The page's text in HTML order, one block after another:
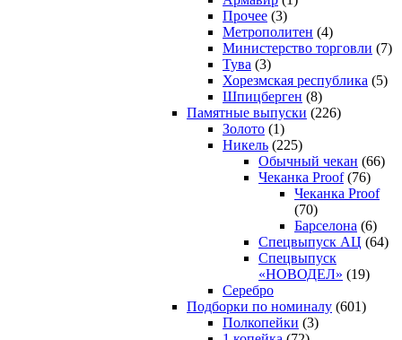
Прочее (3)
Метрополитен (4)
Министерство торговли (7)
Тува (3)
Хорезмская республика (5)
Шпицберген (8)
Памятные выпуски (226)
Золото (1)
Никель (225)
Обычный чекан (66)
Чеканка Proof(76)
Чеканка Proof
(70)
Барселона (6)
Спецвыпуск АЦ (64)
Спецвыпуск
«НОВОДЕЛ» (19)
Серебро
Подборки по номиналу (601)
Полкопейки (3)